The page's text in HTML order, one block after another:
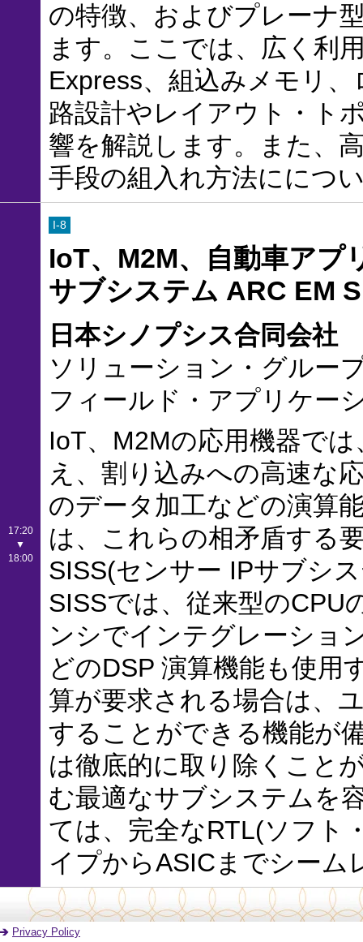
の特徴、およびプレーナ
ます。ここでは、広く利
Express、組込みメモリ
路設計やレイアウト・ト
響を解説します。また、
手段の組入れ方法ににつ
17:20
▼
18:00
I-8
IoT、M2M、自動車アプ
サブシステム ARC EM
日本シノプシス合同会社
ソリューション・グルー
フィールド・アプリケー
IoT、M2Mの応用機器で
え、割り込みへの高速な
のデータ加工などの演算
は、これらの相矛盾する
SISS(センサー IPサブシ
SISSでは、従来型のCPU
ンシでインテグレーショ
どのDSP 演算機能も使用
算が要求される場合は、
することができる機能が
は徹底的に取り除くこと
む最適なサブシステムを
ては、完全なRTL(ソフト
イプからASICまでシーム
Privacy Policy